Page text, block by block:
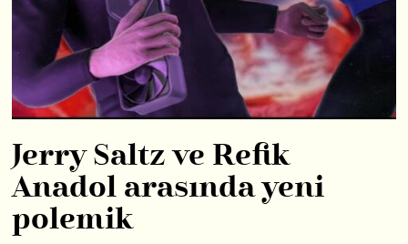
Jerry Saltz ve Refik
Anadol arasında yeni
polemik